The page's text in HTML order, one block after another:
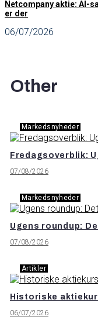
Netcompany aktie: AI-
er der
06/07/2026
Other
Markedsnyheder
Fredagsoverblik:
07/08/2026
Markedsnyheder
Ugens roundup:
07/08/2026
Artikler
Historiske
06/07/2026